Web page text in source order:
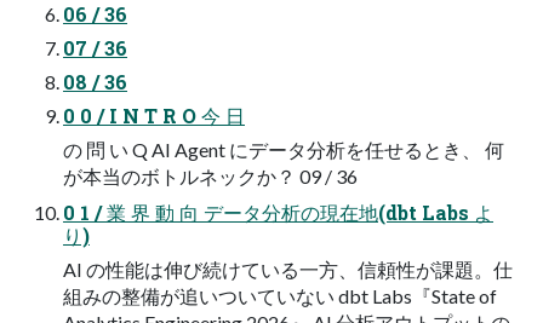
06 / 36
07 / 36
08 / 36
0 0 / I N T R O 今 日
の 問 い Q AI Agent にデータ分析を任せるとき、 何
が本当のボトルネックか？ 09 / 36
0 1 / 業 界 動 向 データ分析の現在地(dbt Labs よ
り)
AI の性能は伸び続けている一方、信頼性が課題。仕
組みの整備が追いついていない dbt Labs『State of